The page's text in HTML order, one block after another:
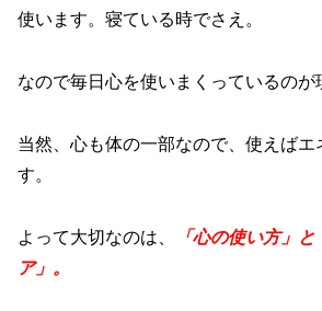
使います。寝ている時でさえ。
なので毎日心を使いまくっているのが
当然、心も体の一部なので、使えばエ
す。
よって大切なのは、
「心の使い方」
ア」。